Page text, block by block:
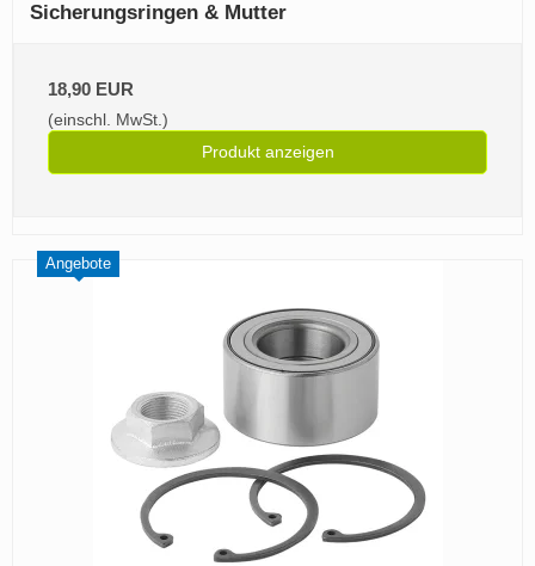
Sicherungsringen & Mutter
18,90 EUR
(einschl. MwSt.)
Produkt anzeigen
Angebote